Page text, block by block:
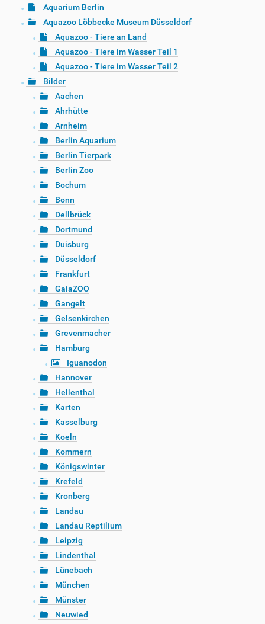
Aquarium Berlin
Aquazoo Löbbecke Museum Düsseldorf
Aquazoo - Tiere an Land
Aquazoo - Tiere im Wasser Teil 1
Aquazoo - Tiere im Wasser Teil 2
Bilder
Aachen
Ahrhütte
Arnheim
Berlin Aquarium
Berlin Tierpark
Berlin Zoo
Bochum
Bonn
Dellbrück
Dortmund
Duisburg
Düsseldorf
Frankfurt
GaiaZOO
Gangelt
Gelsenkirchen
Grevenmacher
Hamburg
Iguanodon
Hannover
Hellenthal
Karten
Kasselburg
Koeln
Kommern
Königswinter
Krefeld
Kronberg
Landau
Landau Reptilium
Leipzig
Lindenthal
Lünebach
München
Münster
Neuwied